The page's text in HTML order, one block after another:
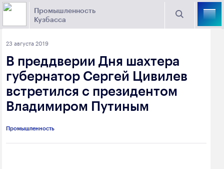
Промышленность
Кузбасса
Поиск
Найти
Торговая площадка Кузбасса
Выберите отрасль
Угольная промышленность
Химическая промышленность
Предприятия
Новости
промышленности
23 августа 2019
В преддверии Дня шахтера
губернатор Сергей Цивилев
встретился с президентом
Владимиром Путиным
Промышленность